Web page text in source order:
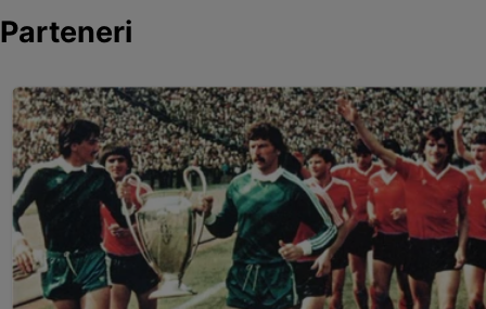
Parteneri